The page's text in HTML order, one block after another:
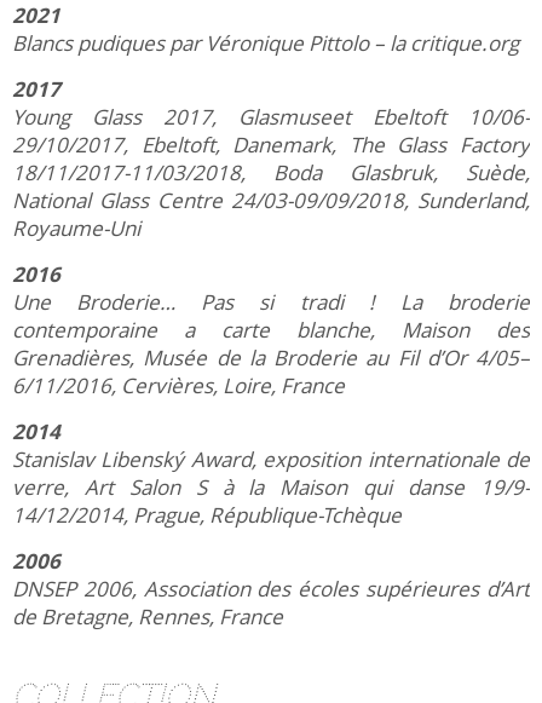
2021
Blancs pudiquespar Véronique Pittolo – la critique.org
2017
Young Glass 2017, Glasmuseet Ebeltoft 10/06-
29/10/2017, Ebeltoft, Danemark, The Glass Factory
18/11/2017-11/03/2018, Boda Glasbruk, Suède,
National Glass Centre 24/03-09/09/2018, Sunderland,
Royaume-Uni
2016
Une Broderie… Pas si tradi ! La broderie
contemporaine a carte blanche, Maison des
Grenadières, Musée de la Broderie au Fil d’Or 4/05–
6/11/2016, Cervières, Loire, France
2014
Stanislav Libenský Award, exposition internationale de
verre, Art Salon S à la Maison qui danse 19/9-
14/12/2014, Prague, République-Tchèque
2006
DNSEP 2006, Association des écoles supérieures d’Art
de Bretagne, Rennes, France
Collection